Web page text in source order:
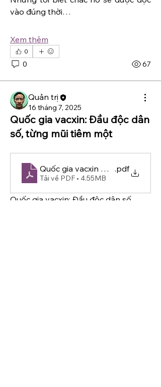
vào đúng thời…
Xem thêm
0
0 67
Quản trị
16 tháng 7, 2025
Quốc gia vacxin: Đầu độc dân
số, từng mũi tiêm một
Quốc gia vacxin Đầu độc dân
.pdf
Tải về PDF • 4.55MB
Quốc gia vacxin: Đầu độc dân số,